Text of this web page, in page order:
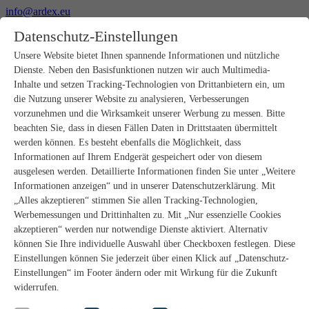
info@ardex.eu
Deutsch
Produkte
Produktübersicht
Rohbau
Estrichverlegung
Untergrundvorbereitung
Bodenspachtelmassen
Abdichtungen
Fliesenkleber
Fugenmörtel
Fugendichtstoffe
Montagekleber
Natursteinverlegung
Bodenbelags- und Parkettklebstoffe
Wandspachtelmassen
Zubehör
PANDOMO®
Datenschutz-Einstellungen
Unsere Website bietet Ihnen spannende Informationen und nützliche
Dienste. Neben den Basisfunktionen nutzen wir auch Multimedia-
Inhalte und setzen Tracking-Technologien von Drittanbietern ein, um
die Nutzung unserer Website zu analysieren, Verbesserungen
vorzunehmen und die Wirksamkeit unserer Werbung zu messen. Bitte
beachten Sie, dass in diesen Fällen Daten in Drittstaaten übermittelt
werden können. Es besteht ebenfalls die Möglichkeit, dass
Informationen auf Ihrem Endgerät gespeichert oder von diesem
ausgelesen werden. Detaillierte Informationen finden Sie unter „Weitere
Informationen anzeigen“ und in unserer Datenschutzerklärung. Mit
„Alles akzeptieren“ stimmen Sie allen Tracking-Technologien,
Werbemessungen und Drittinhalten zu. Mit „Nur essenzielle Cookies
akzeptieren“ werden nur notwendige Dienste aktiviert. Alternativ
können Sie Ihre individuelle Auswahl über Checkboxen festlegen. Diese
Einstellungen können Sie jederzeit über einen Klick auf „Datenschutz-
Einstellungen“ im Footer ändern oder mit Wirkung für die Zukunft
widerrufen.